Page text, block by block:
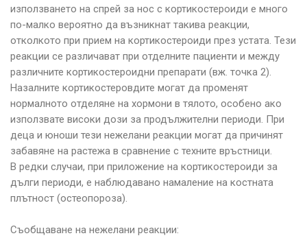
използването на спрей за нос с кортикостероиди е много
по-малко вероятно да възникнат такива реакции,
отколкото при прием на кортикостероиди през устата. Тези
реакции се различават при отделните пациенти и между
различните кортикостероидни препарати (вж. точка 2).
Назалните кортикостеровдите могат да променят
нормалното отделяне на хормони в тялото, особено ако
използвате високи дози за продължителни периоди. При
деца и юноши тези нежелани реакции могат да причинят
забавяне на растежа в сравнение с техните връстници.
В редки случаи, при приложение на кортикостероиди за
дълги периоди, е наблюдавано намаление на костната
плътност (остеопороза).
Съобщаване на нежелани реакции: